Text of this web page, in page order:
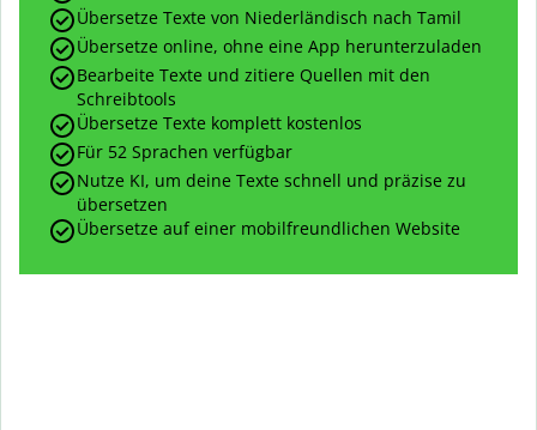
Übersetze Texte von Niederländisch nach Tamil
Übersetze online, ohne eine App herunterzuladen
Bearbeite Texte und zitiere Quellen mit den
Schreibtools
Übersetze Texte komplett kostenlos
Für 52 Sprachen verfügbar
Nutze KI, um deine Texte schnell und präzise zu
übersetzen
Übersetze auf einer mobilfreundlichen Website